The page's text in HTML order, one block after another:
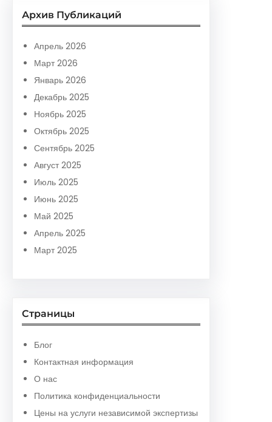
r
c
h
Архив Публикаций
Апрель 2026
Март 2026
Январь 2026
Декабрь 2025
Ноябрь 2025
Октябрь 2025
Сентябрь 2025
Август 2025
Июль 2025
Июнь 2025
Май 2025
Апрель 2025
Март 2025
Страницы
Блог
Контактная информация
О нас
Политика конфиденциальности
Цены на услуги независимой экспертизы